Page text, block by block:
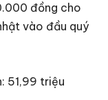
đồng cho
vào đầu quý
51,99 triệu